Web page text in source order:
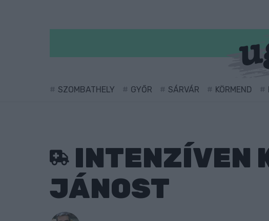
SZOMBATHELY GYŐR SÁRVÁR KÖRMEND
INTENZÍVEN
JÁNOST